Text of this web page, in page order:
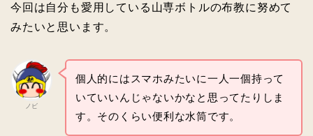
今回は自分も愛用している山専ボトルの布教に努めて
みたいと思います。
ノビ
個人的にはスマホみたいに一人一個持って
いていいんじゃないかなと思ってたりしま
す。そのくらい便利な水筒です。